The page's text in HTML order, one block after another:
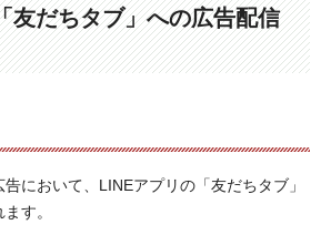
友だちタブ」への広告配信
において、LINEアプリの「友だちタブ」
す。